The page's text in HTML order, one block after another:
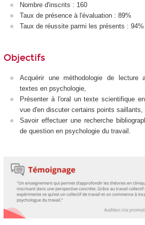
Nombre d'inscrits : 160
Taux de présence à l'évaluation : 89%
Taux de réussite parmi les présents : 94%
Objectifs
Acquérir une méthodologie de lecture
textes en psychologie,
Présenter à l'oral un texte scientifique
vue d'en discuter certains points saillants,
Savoir effectuer une recherche
de question en psychologie du travail.